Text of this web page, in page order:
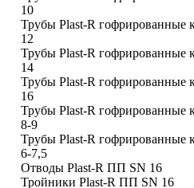
10
Трубы Plast-R гофрированные
12
Трубы Plast-R гофрированные
14
Трубы Plast-R гофрированные
16
Трубы Plast-R гофрированные
8-9
Трубы Plast-R гофрированные
6-7,5
Отводы Plast-R ПП SN 16
Тройники Plast-R ПП SN 16